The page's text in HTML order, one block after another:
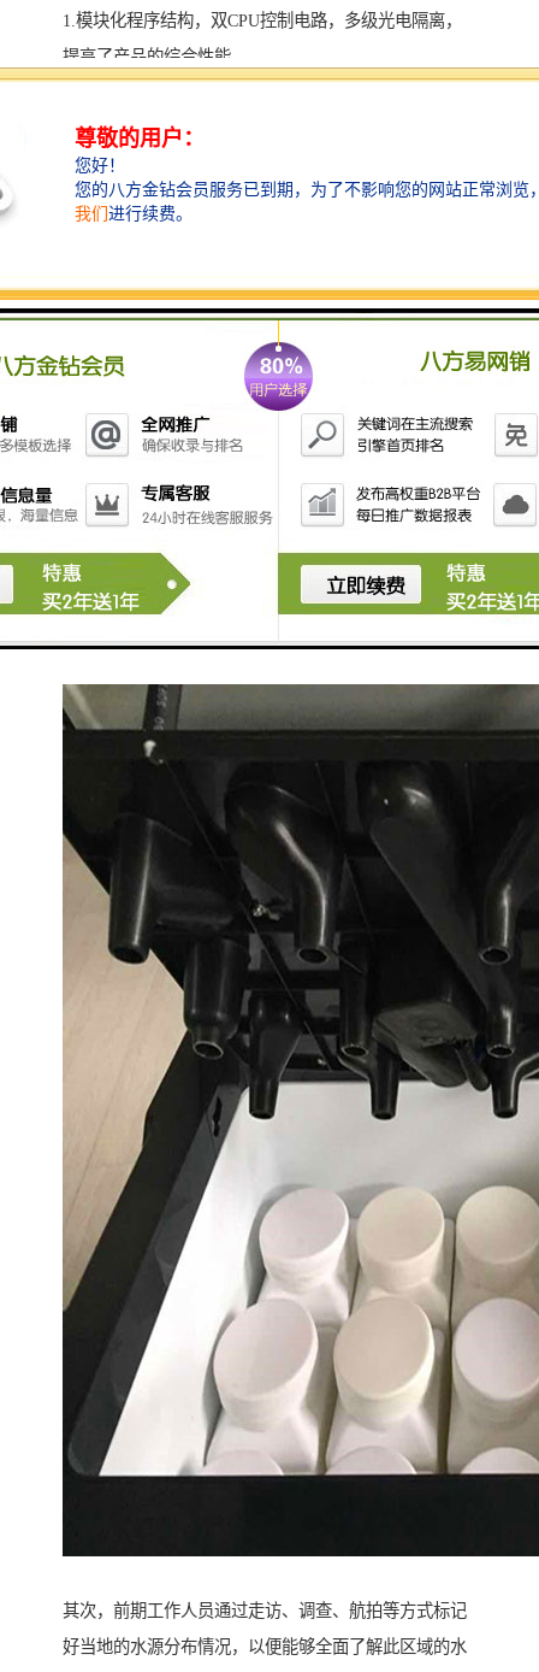
1.模块化程序结构，双CPU控制电路，多级光电隔离，
提高了产品的综合性能
采样
3.红外流量检测器控制自动排空、清洗管路，保证采集
到新鲜、标准的水样
5.机械分配臂采用光电控制，自动定位，准确可靠，可
6.大屏幕中文操作界面，方便工作人员使用
7.密码锁定，防止非法操作，背光液晶显示屏带自动关
闭功能
8.大容量存储器，可存储流量及采样等相关信息
9.具有远程控制采样功能，实现无人职守
10.全塑外壳，冷藏箱保存样品，携带方便
11.交、直流两用，内置可充电电池(8小时），满足2000
其次，前期工作人员通过走访、调查、航拍等方式标记
好当地的水源分布情况，以便能够全面了解此区域的水